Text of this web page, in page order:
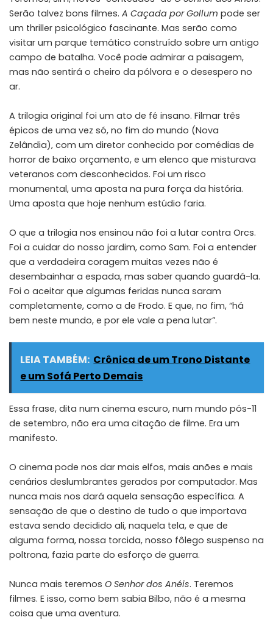
Serão talvez bons filmes. A Caçada por Gollum pode ser
um thriller psicológico fascinante. Mas serão como
visitar um parque temático construído sobre um antigo
campo de batalha. Você pode admirar a paisagem,
mas não sentirá o cheiro da pólvora e o desespero no
ar.
A trilogia original foi um ato de fé insano. Filmar três
épicos de uma vez só, no fim do mundo (Nova
Zelândia), com um diretor conhecido por comédias de
horror de baixo orçamento, e um elenco que misturava
veteranos com desconhecidos. Foi um risco
monumental, uma aposta na pura força da história.
Uma aposta que hoje nenhum estúdio faria.
O que a trilogia nos ensinou não foi a lutar contra Orcs.
Foi a cuidar do nosso jardim, como Sam. Foi a entender
que a verdadeira coragem muitas vezes não é
desembainhar a espada, mas saber quando guardá-la.
Foi o aceitar que algumas feridas nunca saram
completamente, como a de Frodo. E que, no fim, “há
bem neste mundo, e por ele vale a pena lutar”.
LEIA TAMBÉM: Crônica de um Trono Distante
e um Sofá Perto Demais
Essa frase, dita num cinema escuro, num mundo pós-11
de setembro, não era uma citação de filme. Era um
manifesto.
O cinema pode nos dar mais elfos, mais anões e mais
cenários deslumbrantes gerados por computador. Mas
nunca mais nos dará aquela sensação específica. A
sensação de que o destino de tudo o que importava
estava sendo decidido ali, naquela tela, e que de
alguma forma, nossa torcida, nosso fôlego suspenso na
poltrona, fazia parte do esforço de guerra.
Nunca mais teremos O Senhor dos Anéis. Teremos
filmes. E isso, como bem sabia Bilbo, não é a mesma
coisa que uma aventura.